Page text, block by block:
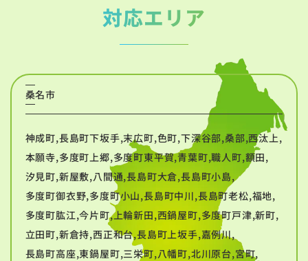
対応エリア
桑名市
神成町,長島町下坂手,末広町,色町,下深谷部,桑部,西汰上,
本願寺,多度町上郷,多度町東平賀,青葉町,職人町,額田,
汐見町,新屋敷,八間通,長島町大倉,長島町小島,
多度町御衣野,多度町小山,長島町中川,長島町老松,福地,
多度町肱江,今片町,上輪新田,西鍋屋町,多度町戸津,新町,
立田町,新倉持,西正和台,長島町上坂手,嘉例川,
長島町高座,東鍋屋町,三栄町,八幡町,北川原台,宮町,